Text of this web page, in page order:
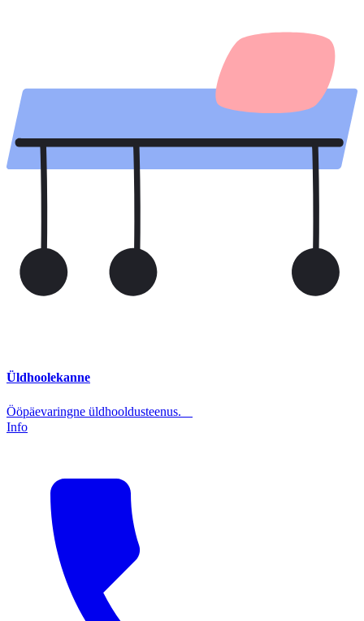
Üldhoolekanne
Ööpäevaringne üldhooldusteenus.
Info